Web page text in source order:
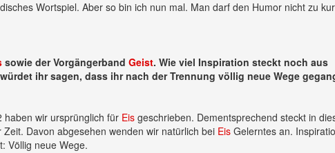
Wortspiel. Aber so bin ich nun mal. Man darf den Humor nicht zu
sowie der Vorgängerband Geist. Wie viel Inspiration steckt noch aus
ihr sagen, dass ihr nach der Trennung völlig neue Wege
haben wir ursprünglich für Eis geschrieben. Dementsprechend steckt in
Davon abgesehen wenden wir natürlich bei Eis Gelerntes an.
Völlig neue Wege.